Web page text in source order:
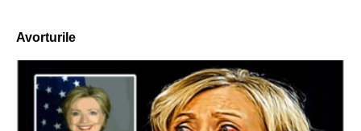
Avorturile